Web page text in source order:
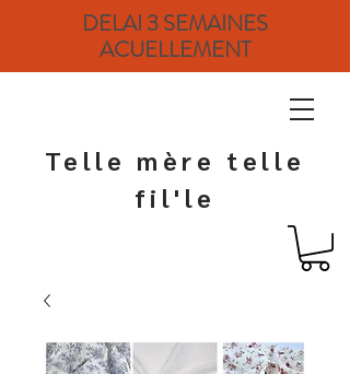
DELAI 3 SEMAINES
ACUELLEMENT
Telle mère telle
fil'le